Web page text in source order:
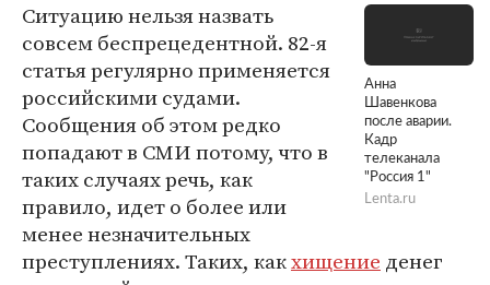
Анна
Шавенкова
после аварии.
Кадр
телеканала
"Россия 1"
Lenta.ru
Ситуацию нельзя назвать
совсем беспрецедентной. 82-я
статья регулярно применяется
российскими судами.
Сообщения об этом редко
попадают в СМИ потому, что в
таких случаях речь, как
правило, идет о более или
менее незначительных
преступлениях. Таких, какхищение денег